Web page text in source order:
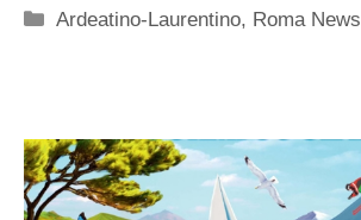
Categorie
Ardeatino-Laurentino, Roma News